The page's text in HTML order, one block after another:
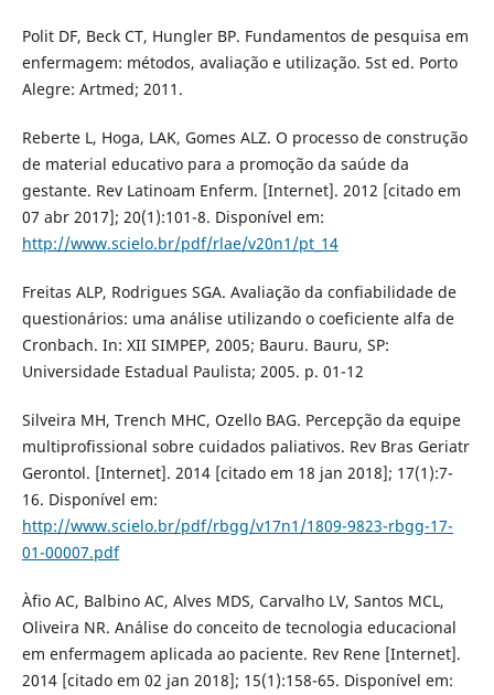
Polit DF, Beck CT, Hungler BP. Fundamentos de pesquisa em
enfermagem: métodos, avaliação e utilização. 5st ed. Porto
Alegre: Artmed; 2011.
Reberte L, Hoga, LAK, Gomes ALZ. O processo de construção
de material educativo para a promoção da saúde da
gestante. Rev Latinoam Enferm. [Internet]. 2012 [citado em
07 abr 2017]; 20(1):101-8. Disponível em:
http://www.scielo.br/pdf/rlae/v20n1/pt_14
Freitas ALP, Rodrigues SGA. Avaliação da confiabilidade de
questionários: uma análise utilizando o coeficiente alfa de
Cronbach. In: XII SIMPEP, 2005; Bauru. Bauru, SP:
Universidade Estadual Paulista; 2005. p. 01-12
Silveira MH, Trench MHC, Ozello BAG. Percepção da equipe
multiprofissional sobre cuidados paliativos. Rev Bras Geriatr
Gerontol. [Internet]. 2014 [citado em 18 jan 2018]; 17(1):7-
16. Disponível em:
http://www.scielo.br/pdf/rbgg/v17n1/1809-9823-rbgg-17-
01-00007.pdf
Àfio AC, Balbino AC, Alves MDS, Carvalho LV, Santos MCL,
Oliveira NR. Análise do conceito de tecnologia educacional
em enfermagem aplicada ao paciente. Rev Rene [Internet].
2014 [citado em 02 jan 2018]; 15(1):158-65. Disponível em: